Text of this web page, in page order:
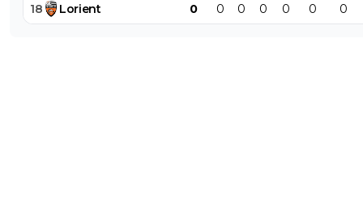
18 Lorient 0 0 0 0 0 0 0